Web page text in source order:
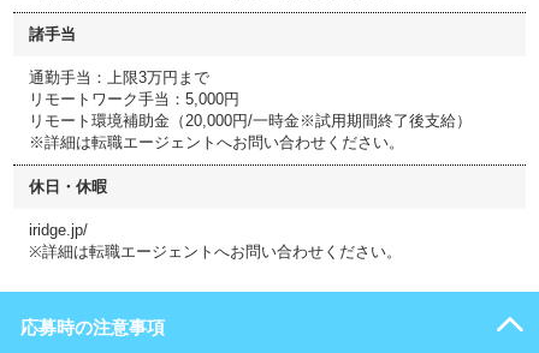
諸手当
通勤手当：上限3万円まで
リモートワーク手当：5,000円
リモート環境補助金（20,000円/一時金※試用期間終了後支給）
※詳細は転職エージェントへお問い合わせください。
休日・休暇
iridge.jp/
※詳細は転職エージェントへお問い合わせください。
応募時の注意事項